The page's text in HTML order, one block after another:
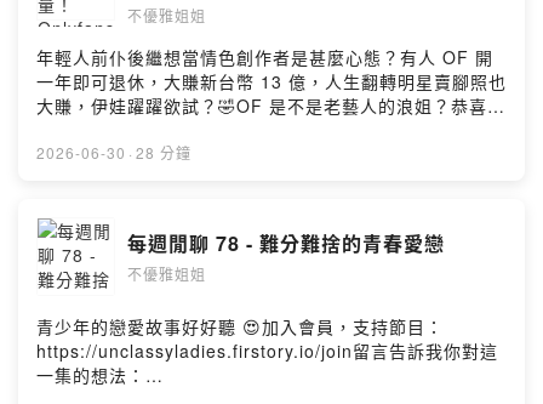
不優雅姐姐
年輕人前仆後繼想當情色創作者是甚麼心態？有人 OF 開
一年即可退休，大賺新台幣 13 億，人生翻轉明星賣腳照也
大賺，伊娃躍躍欲試？🤣OF 是不是老藝人的浪姐？恭喜老
https://unclassyladies.firstory.io/join留言告訴我你對這
ieq2v/commentsPowered by Firstory Hosting
2026-06-30 · 28 分鐘
每週閒聊 78 - 難分難捨的青春愛戀
不優雅姐姐
青少年的戀愛故事好好聽 😍加入會員，支持節目：
https://unclassyladies.firstory.io/join留言告訴我你對這
一集的想法：